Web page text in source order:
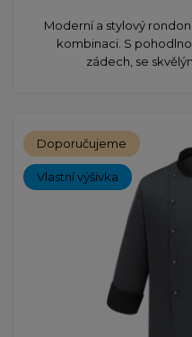
Moderní a stylový
kombinaci. S
zádech, se
Doporučujeme
Vlastní výšivka